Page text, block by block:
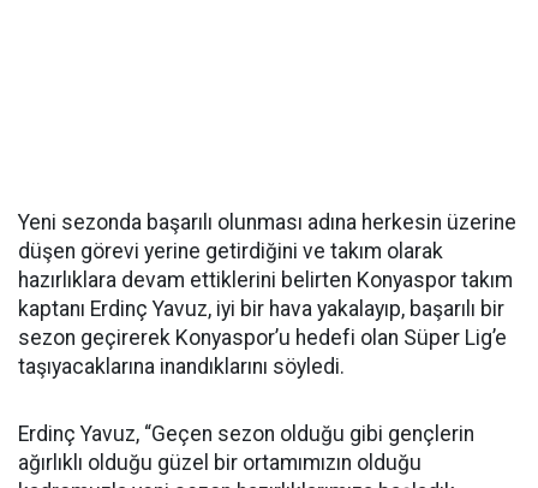
Yeni sezonda başarılı olunması adına herkesin üzerine
düşen görevi yerine getirdiğini ve takım olarak
hazırlıklara devam ettiklerini belirten Konyaspor takım
kaptanı Erdinç Yavuz, iyi bir hava yakalayıp, başarılı bir
sezon geçirerek Konyaspor’u hedefi olan Süper Lig’e
taşıyacaklarına inandıklarını söyledi.
Erdinç Yavuz, “Geçen sezon olduğu gibi gençlerin
ağırlıklı olduğu güzel bir ortamımızın olduğu